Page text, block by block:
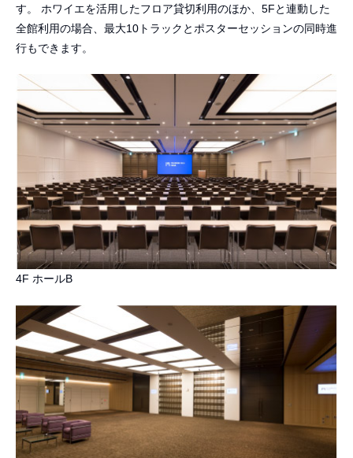
す。 ホワイエを活用したフロア貸切利用のほか、5Fと連動した
全館利用の場合、最大10トラックとポスターセッションの同時進
行もできます。
4F ホールB